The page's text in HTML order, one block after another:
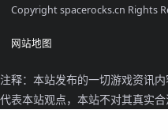
Copyright spacerocks.cn Rights
网站地图
注释：本站发布的一切游戏资讯
代表本站观点，本站不对其真实